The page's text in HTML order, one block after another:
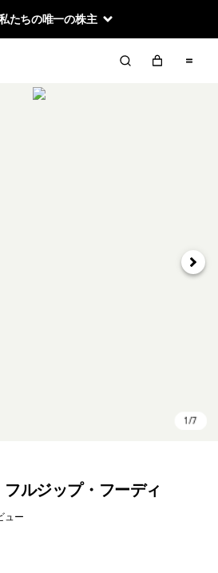
たちの唯一の株主
次へ
ルジップ・フーディ
ュー